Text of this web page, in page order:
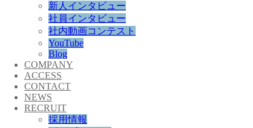
新人インタビュー
社員インタビュー
社内動画コンテスト
YouTube
Blog
COMPANY
ACCESS
CONTACT
NEWS
RECRUIT
採用情報